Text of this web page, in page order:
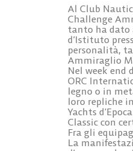
Al Club
Challenge
tanto ha dato
d’Istituto
personalità,
Ammiraglio
Nel week end
ORC
legno o in
loro repliche
Yachts
Classic con
Fra gli
La